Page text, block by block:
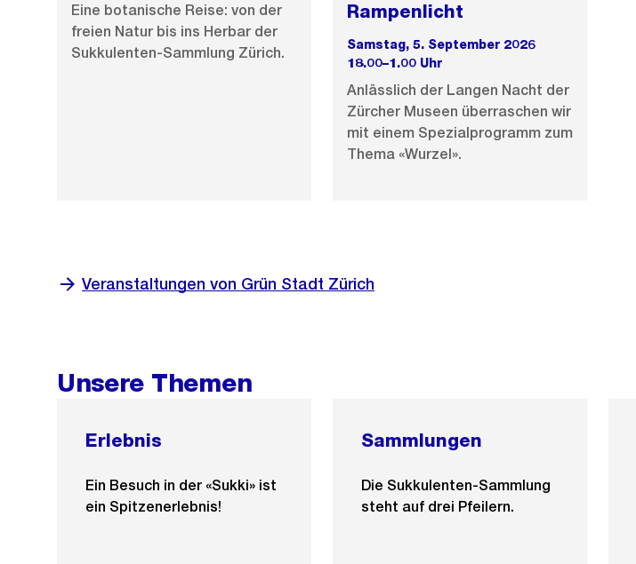
Eine botanische Reise: von der
freien Natur bis ins Herbar der
Sukkulenten-Sammlung Zürich.
Rampenlicht
Samstag, 5. September 2026
18.00–1.00 Uhr
Anlässlich der Langen Nacht der
Zürcher Museen überraschen wir
mit einem Spezialprogramm zum
Thema «Wurzel».
Veranstaltungen von Grün Stadt Zürich
Unsere Themen
Erlebnis
Ein Besuch in der «Sukki» ist
ein Spitzenerlebnis!
Sammlungen
Die Sukkulenten-Sammlung
steht auf drei Pfeilern.